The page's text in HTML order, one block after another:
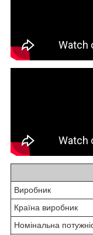
Виробник
Країна виробник
Номінальна